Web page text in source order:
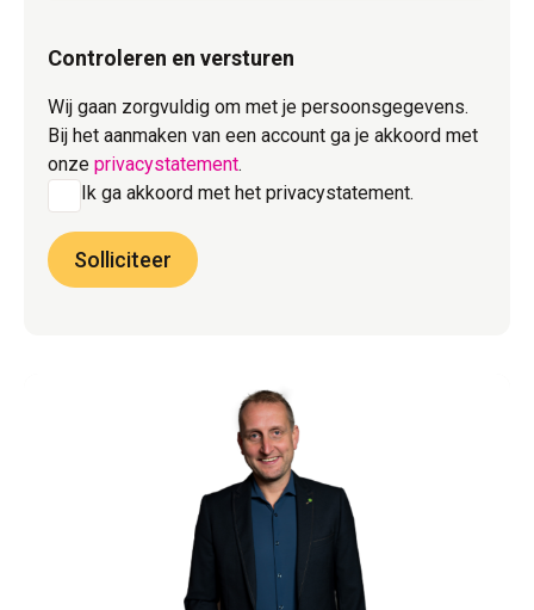
Controleren en versturen
Wij gaan zorgvuldig om met je persoonsgegevens.
Bij het aanmaken van een account ga je akkoord met
onze privacystatement.
Ik ga akkoord met het privacystatement.
Solliciteer